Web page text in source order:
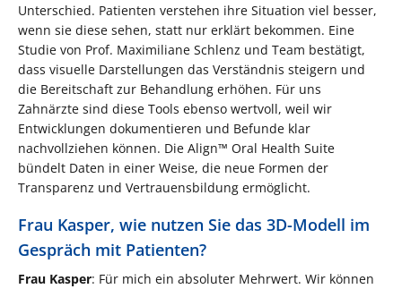
Unterschied. Patienten verstehen ihre Situation viel besser,
wenn sie diese sehen, statt nur erklärt bekommen. Eine
Studie von Prof. Maximiliane Schlenz und Team bestätigt,
dass visuelle Darstellungen das Verständnis steigern und
die Bereitschaft zur Behandlung erhöhen. Für uns
Zahnärzte sind diese Tools ebenso wertvoll, weil wir
Entwicklungen dokumentieren und Befunde klar
nachvollziehen können. Die Align™ Oral Health Suite
bündelt Daten in einer Weise, die neue Formen der
Transparenz und Vertrauensbildung ermöglicht.
Frau Kasper, wie nutzen Sie das 3D-Modell im
Gespräch mit Patienten?
Frau Kasper: Für mich ein absoluter Mehrwert. Wir können